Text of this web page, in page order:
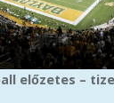
előzetes –